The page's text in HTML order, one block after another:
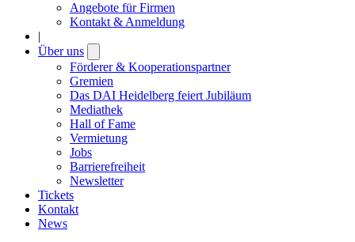
Angebote für Firmen
Kontakt & Anmeldung
|
Über uns
submenu
Förderer & Kooperationspartner
Gremien
Das DAI Heidelberg feiert Jubiläum
Mediathek
Hall of Fame
Vermietung
Jobs
Barrierefreiheit
Newsletter
Tickets
Kontakt
News